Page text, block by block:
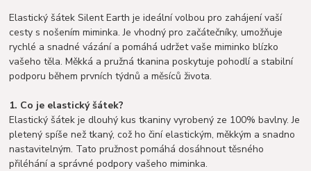
Elastický šátek Silent Earth je ideální volbou pro zahájení vaší
cesty s nošením miminka. Je vhodný pro začátečníky, umožňuje
rychlé a snadné vázání a pomáhá udržet vaše miminko blízko
vašeho těla. Měkká a pružná tkanina poskytuje pohodlí a stabilní
podporu během prvních týdnů a měsíců života.
1. Co je elastický šátek?
Elastický šátek je dlouhý kus tkaniny vyrobený ze 100% bavlny. Je
pletený spíše než tkaný, což ho činí elastickým, měkkým a snadno
nastavitelným. Tato pružnost pomáhá dosáhnout těsného
přiléhání a správné podpory vašeho miminka.